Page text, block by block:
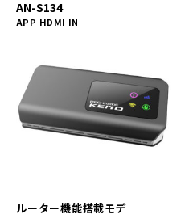
AN-S134
APP HDMI IN
ルーター機能搭載モデ